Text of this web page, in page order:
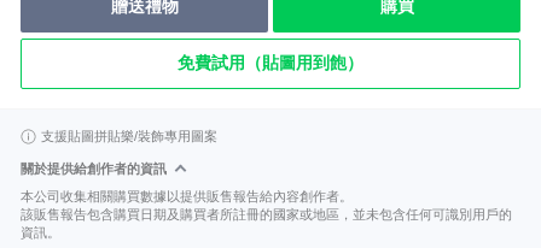
贈送禮物 購買
免費試用（貼圖用到飽）
支援貼圖拼貼樂/裝飾專用圖案
關於提供給創作者的資訊
本公司收集相關購買數據以提供販售報告給內容創作者。
該販售報告包含購買日期及購買者所註冊的國家或地區，並未包含任何可識別用戶的
資訊。